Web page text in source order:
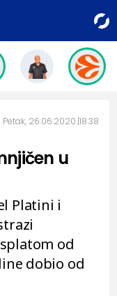
Petak, 26.06.2020. 18:38
u
Platini i
od
dobio od